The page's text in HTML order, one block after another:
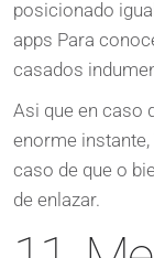
posicionado
apps Para
casados
Asi que en caso
enorme
caso de que o
de enlazar.